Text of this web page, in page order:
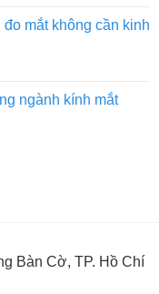
mắt không cần kinh
ngành kính mắt
Bàn Cờ, TP. Hồ Chí